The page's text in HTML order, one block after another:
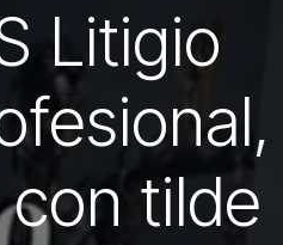
Litigio
tilde